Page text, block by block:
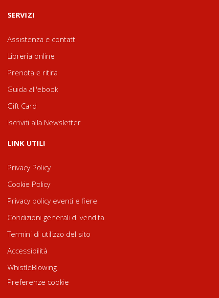
SERVIZI
Assistenza e contatti
Libreria online
Prenota e ritira
Guida all'ebook
Gift Card
Iscriviti alla Newsletter
LINK UTILI
Privacy Policy
Cookie Policy
Privacy policy eventi e fiere
Condizioni generali di vendita
Termini di utilizzo del sito
Accessibilità
WhistleBlowing
Preferenze cookie